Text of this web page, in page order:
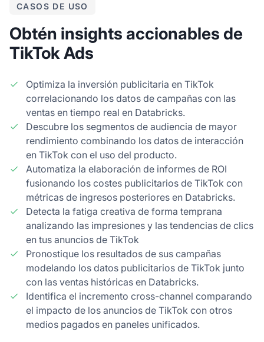
CASOS DE USO
Obtén insights accionables de
TikTok Ads
Optimiza la inversión publicitaria en TikTok
correlacionando los datos de campañas con las
ventas en tiempo real en Databricks.
Descubre los segmentos de audiencia de mayor
rendimiento combinando los datos de interacción
en TikTok con el uso del producto.
Automatiza la elaboración de informes de ROI
fusionando los costes publicitarios de TikTok con
métricas de ingresos posteriores en Databricks.
Detecta la fatiga creativa de forma temprana
analizando las impresiones y las tendencias de clics
en tus anuncios de TikTok
Pronostique los resultados de sus campañas
modelando los datos publicitarios de TikTok junto
con las ventas históricas en Databricks.
Identifica el incremento cross-channel comparando
el impacto de los anuncios de TikTok con otros
medios pagados en paneles unificados.